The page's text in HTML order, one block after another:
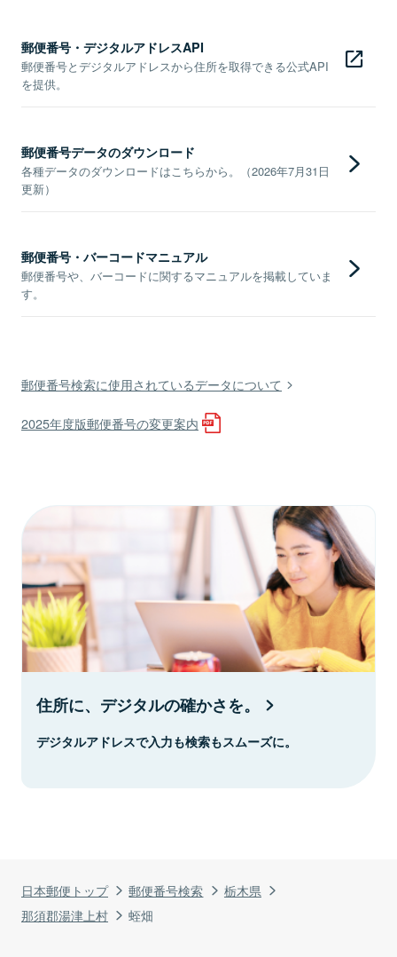
日本郵便トップ 郵便番号検索
栃木県
那須郡湯津上村
蛭畑
郵便番号・デジタルアドレスAPI
郵便番号とデジタルアドレスから住所を取得できる公式API
を提供。
郵便番号データのダウンロード
各種データのダウンロードはこちらから。（2026年7月31日
更新）
郵便番号・バーコードマニュアル
郵便番号や、バーコードに関するマニュアルを掲載していま
す。
郵便番号検索に使用されているデータについて
2025年度版郵便番号の変更案内
住所に、デジタルの確かさを。
デジタルアドレスで入力も検索もスムーズに。